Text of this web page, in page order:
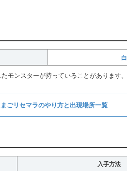
白
モンスターが持っていることがあります。
ごリセマラのやり方と出現場所一覧
入手方法